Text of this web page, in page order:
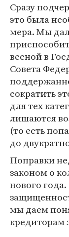
Сразу
это была
мера. Мы
весной в
Совета
сократить
для тех
лишаются
(то есть
до
Поправки
законом о
нового года.
мы даем
кредиторам